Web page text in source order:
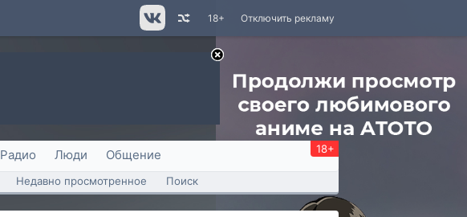
Отключить рекламу
18+
Радио Люди Общение 18+
Недавно просмотренное Поиск